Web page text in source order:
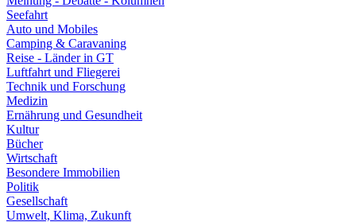
Seefahrt
Auto und Mobiles
Camping & Caravaning
Reise - Länder in GT
Luftfahrt und Fliegerei
Technik und Forschung
Medizin
Ernährung und Gesundheit
Kultur
Bücher
Wirtschaft
Besondere Immobilien
Politik
Gesellschaft
Umwelt, Klima, Zukunft